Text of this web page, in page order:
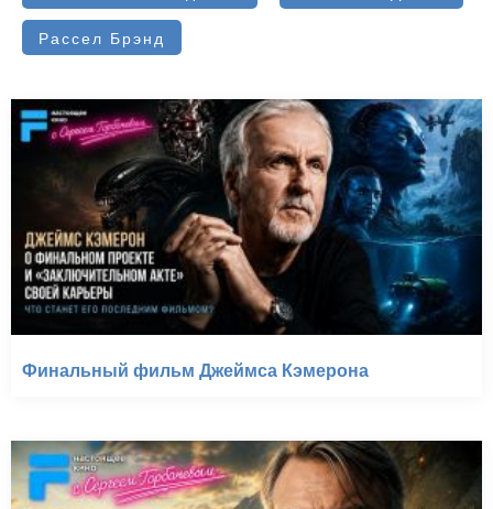
Рассел Брэнд
Финальный фильм Джеймса Кэмерона